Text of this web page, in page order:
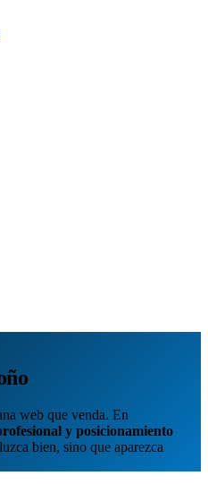
web que venda. En
y posicionamiento
bien, sino que aparezca